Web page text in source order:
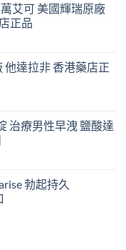
艾可 美國輝瑞原廠
正品
他達拉非 香港藥店正
治療男性早洩 鹽酸達
勃起持久